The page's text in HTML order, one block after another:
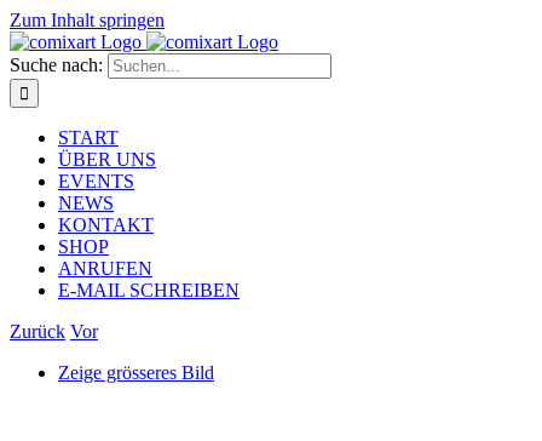
Zum Inhalt springen
Suche nach:
START
ÜBER UNS
EVENTS
NEWS
KONTAKT
SHOP
ANRUFEN
E-MAIL SCHREIBEN
Zurück Vor
Zeige grösseres Bild